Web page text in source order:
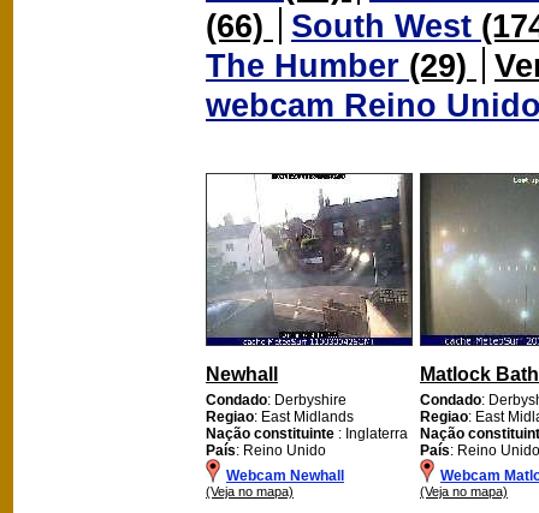
(66)
South West
The Humber (29)
webcam Reino
Newhall
Condado: Derbyshire
Regiao: East Midlands
Nação constituinte : Inglaterra
País: Reino Unido
Webcam Newhall
(Veja no mapa)
Matlock Bath
Condado:
Regiao: East
Nação
País: Reino Unido
Webcam
(Veja no mapa)